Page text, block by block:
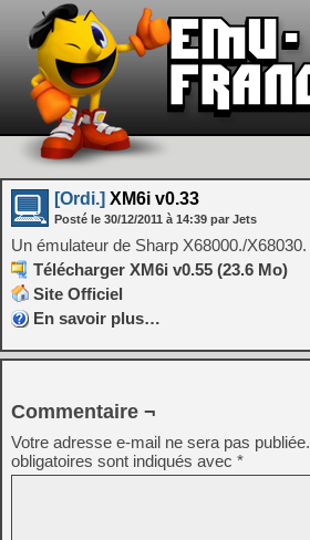
[Ordi.] XM6i v0.33
Posté le 30/12/2011 à 14:39 par Jets
Un émulateur de Sharp X68000./X68030.
Télécharger XM6i v0.55 (23.6 Mo)
Site Officiel
En savoir plus…
Commentaire ¬
Votre adresse e-mail ne sera pas publiée.
obligatoires sont indiqués avec *